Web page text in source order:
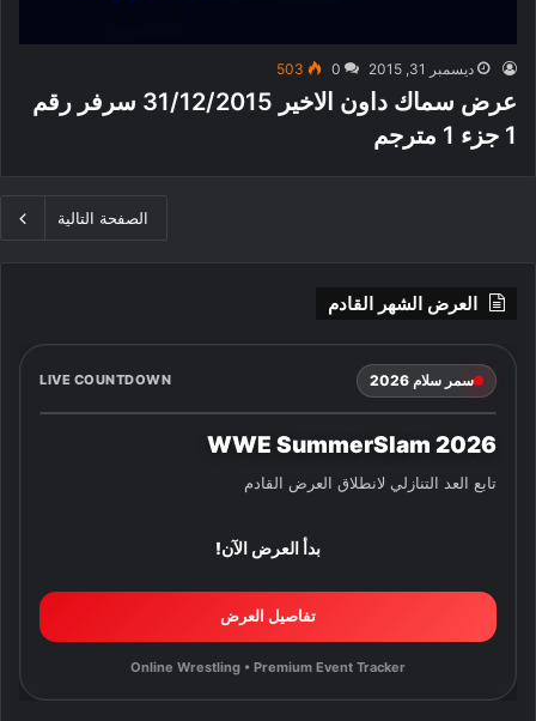
ديسمبر 31, 2015 0
503
عرض سماك داون الاخير 31/12/2015 سرفر رقم
1 جزء 1 مترجم
الصفحة التالية
العرض الشهر القادم
سمر سلام 2026 LIVE COUNTDOWN
WWE SummerSlam 2026
تابع العد التنازلي لانطلاق العرض القادم
بدأ العرض الآن!
تفاصيل العرض
Online Wrestling • Premium Event Tracker